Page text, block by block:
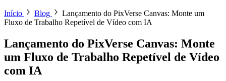
Início Blog
Lançamento do PixVerse Canvas: Monte um
Fluxo de Trabalho Repetível de Vídeo com IA
Lançamento do PixVerse Canvas: Monte
um Fluxo de Trabalho Repetível de Vídeo
com IA